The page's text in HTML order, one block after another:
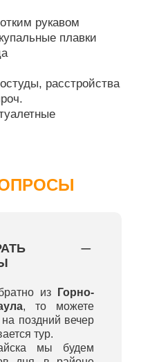
рукавом
плавки
расстройства
из
Горно-
, то можете
поздний вечер
тур.
мы будем